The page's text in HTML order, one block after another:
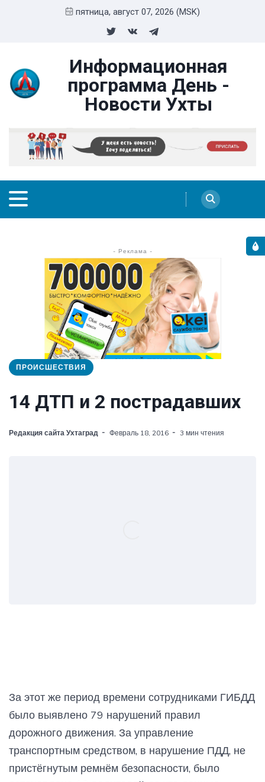
пятница, август 07, 2026 (MSK)
Информационная
программа День -
Новости Ухты
- Реклама -
ПРОИСШЕСТВИЯ
14 ДТП и 2 пострадавших
Редакция сайта Ухтаград Февраль 18, 2016 3 мин чтения
За этот же период времени сотрудниками ГИБДД
было выявлено 79 нарушений правил
дорожного движения. За управление
транспортным средством, в нарушение ПДД, не
пристёгнутым ремнём безопасности, было